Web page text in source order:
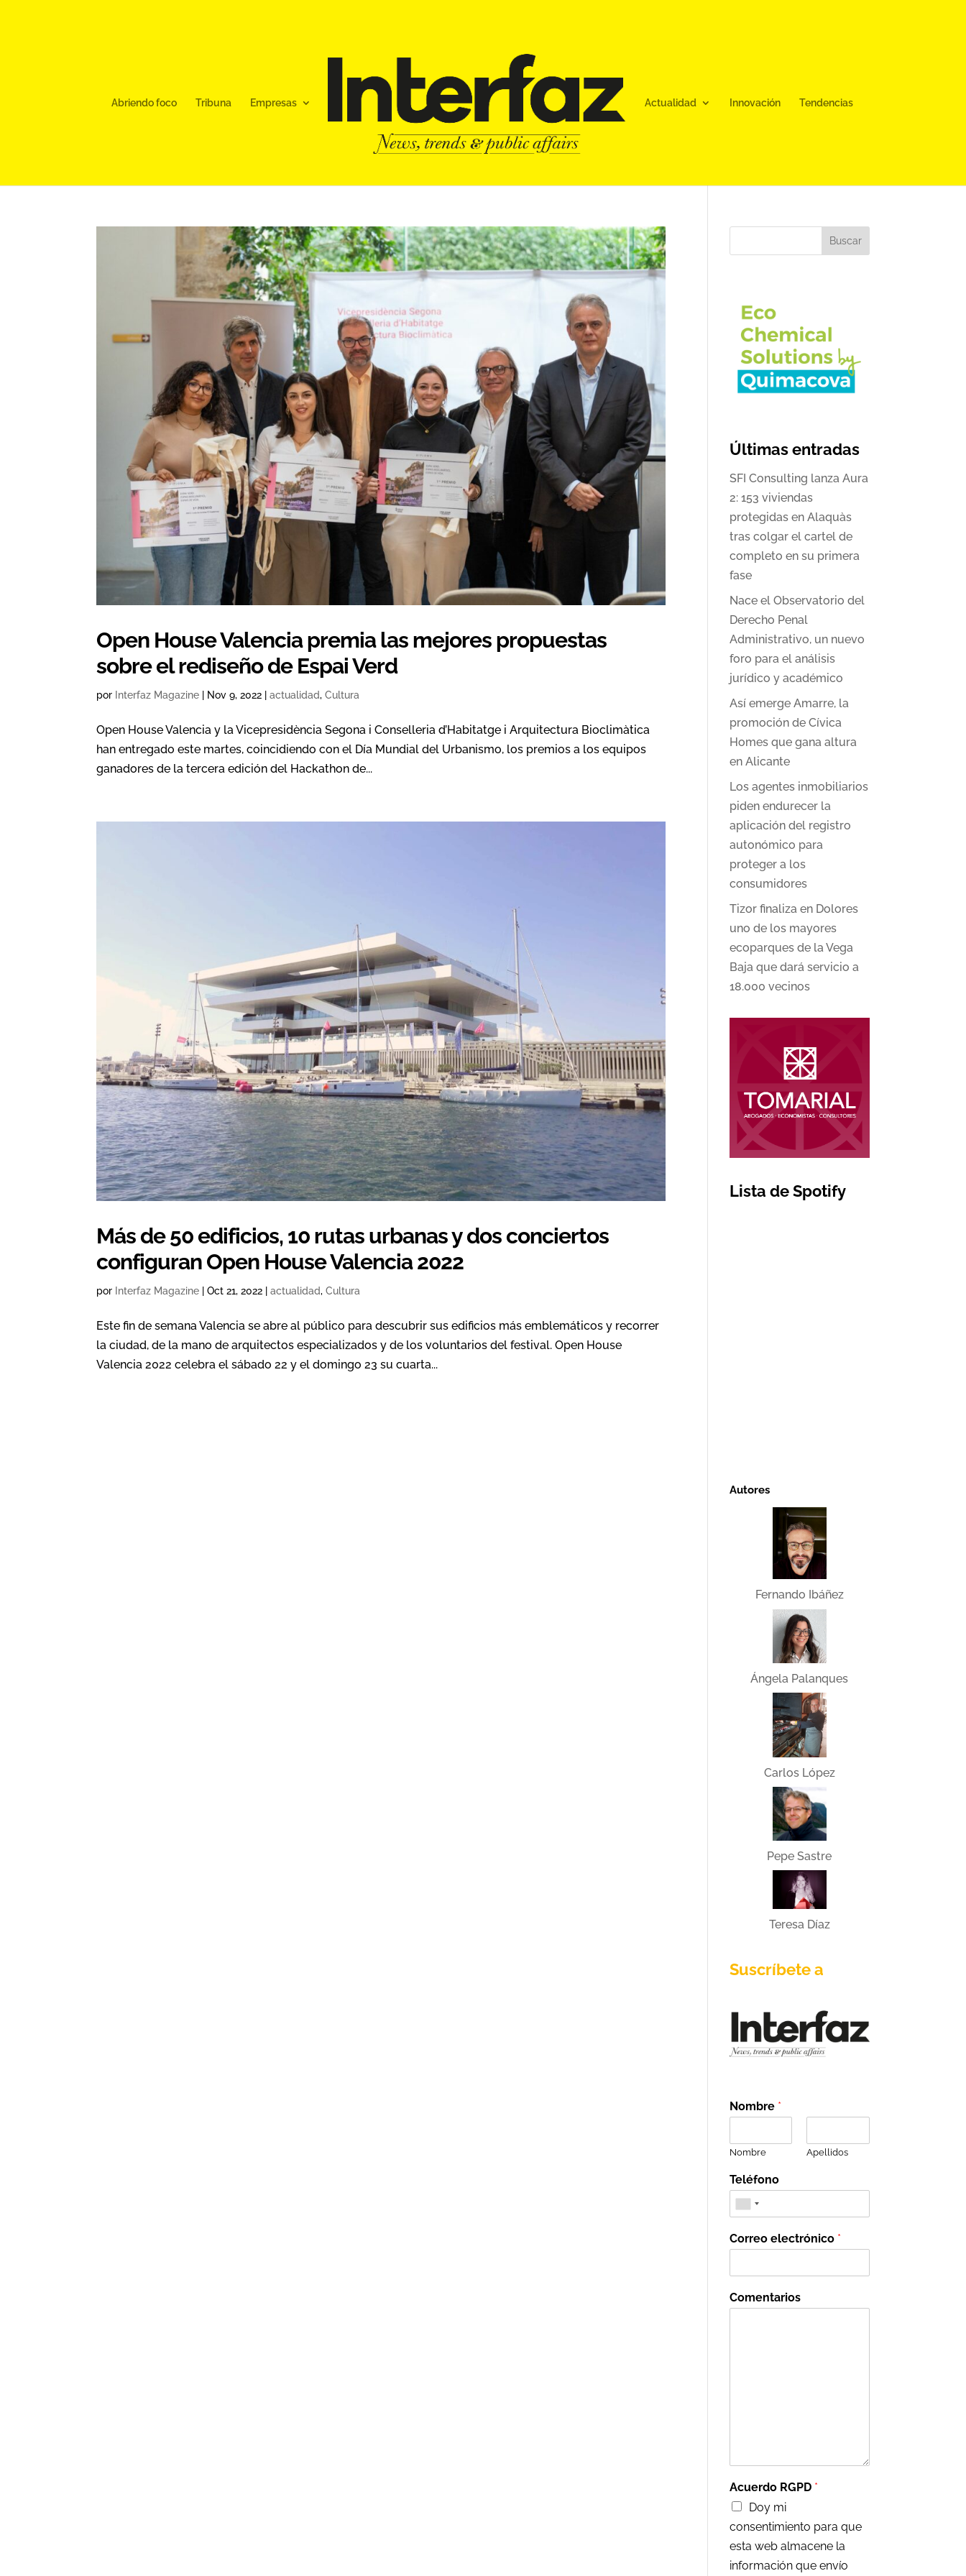
Abriendo foco Tribuna Empresas Actualidad Innovación Tendencias
Open House Valencia premia las mejores propuestas
sobre el rediseño de Espai Verd
por Interfaz Magazine Nov 9, 2022 |actualidad,Cultura
Open House Valencia y la Vicepresidència Segona i Conselleria d’Habitatge i Arquitectura Bioclimàtica
han entregado este martes, coincidiendo con el Día Mundial del Urbanismo, los premios a los equipos
ganadores de la tercera edición del Hackathon de...
Más de 50 edificios, 10 rutas urbanas y dos conciertos
configuran Open House Valencia 2022
por Interfaz Magazine |Oct 21, 2022 |actualidad,Cultura
Este fin de semana Valencia se abre al público para descubrir sus edificios más emblemáticos y recorrer
la ciudad, de la mano de arquitectos especializados y de los voluntarios del festival. Open House
Valencia 2022 celebra el sábado 22 y el domingo 23 su cuarta...
Buscar
Últimas entradas
SFI Consulting lanza Aura
2: 153 viviendas
protegidas en Alaquàs
tras colgar el cartel de
completo en su primera
fase
Nace el Observatorio del
Derecho Penal
Administrativo, un nuevo
foro para el análisis
jurídico y académico
Así emerge Amarre, la
promoción de Cívica
Homes que gana altura
en Alicante
Los agentes inmobiliarios
piden endurecer la
aplicación del registro
autonómico para
proteger a los
consumidores
Tizor finaliza en Dolores
uno de los mayores
ecoparques de la Vega
Baja que dará servicio a
18.000 vecinos
Lista de Spotify
Autores
Fernando Ibáñez
Ángela Palanques
Carlos López
Pepe Sastre
Teresa Díaz
Suscríbete a
Nombre *
Nombre Apellidos
Teléfono
Correo electrónico *
Comentarios
Acuerdo RGPD *
Doy mi
consentimiento para que
esta web almacene la
información que envío